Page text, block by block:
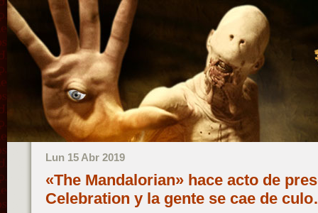
Lun 15 Abr 2019
«The Mandalorian» hace acto de
Celebration y la gente se cae de